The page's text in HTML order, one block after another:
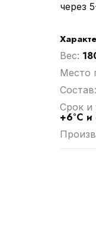
через
Вес:
Место
Cостав:
Срок и
+6°С и